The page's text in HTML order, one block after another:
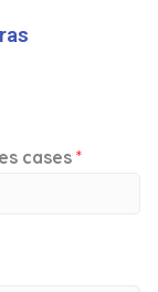
cases *